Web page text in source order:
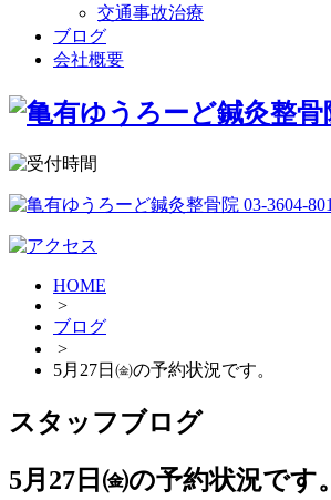
交通事故治療
ブログ
会社概要
HOME
>
ブログ
>
5月27日㈮の予約状況です。
スタッフブログ
5月27日㈮の予約状況です。